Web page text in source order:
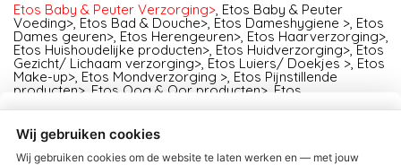
Etos Baby & Peuter Verzorging>, Etos Baby & Peuter
Voeding>, Etos Bad & Douche>, Etos Dameshygiene >, Etos
Dames geuren>, Etos Herengeuren>, Etos Haarverzorging>,
Etos Huishoudelijke producten>, Etos Huidverzorging>,Etos
Gezicht/ Lichaam verzorging>, Etos Luiers/ Doekjes >, Etos
Make-up>, Etos Mondverzorging >, Etos Pijnstillende
producten> Etos Oog & Oor producten> Etos
Ontharen >,Etos Spieren / Vitaminen >
Wondverzorging >,Etos Zeep producten >
Wij gebruiken cookies
Wij gebruiken cookies om de website te laten werken en — met jouw